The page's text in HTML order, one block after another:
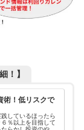
！】
術！低リスクで
しているほったら
％以上を目指して